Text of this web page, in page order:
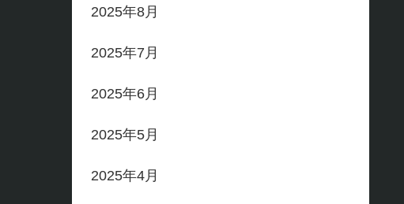
2025年8月
2025年7月
2025年6月
2025年5月
2025年4月